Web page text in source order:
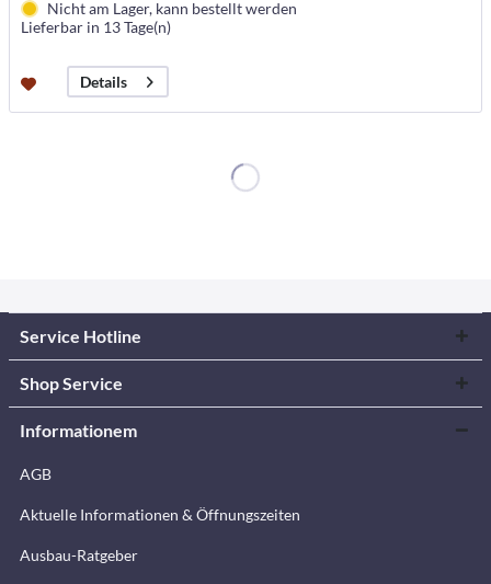
Nicht am Lager, kann bestellt werden
Lieferbar in 13 Tage(n)
Details
Service Hotline
Shop Service
Informationem
AGB
Aktuelle Informationen & Öffnungszeiten
Ausbau-Ratgeber